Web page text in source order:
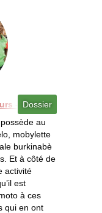
Dossier
- Un métier aux
au
mobylette
burkinabè
Et à côté de
activité
est
à ces
qui en ont